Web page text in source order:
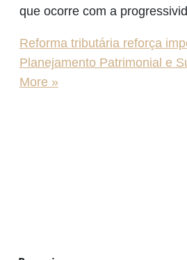
que ocorre com a
Reforma tributária reforça
Planejamento Patrimonial e
More »